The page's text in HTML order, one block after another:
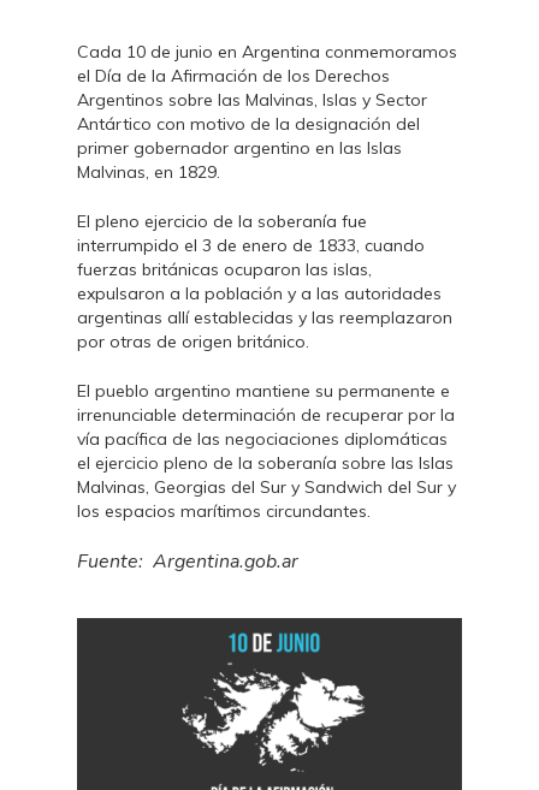
Cada 10 de junio en Argentina conmemoramos
el Día de la Afirmación de los Derechos
Argentinos sobre las Malvinas, Islas y Sector
Antártico con motivo de la designación del
primer gobernador argentino en las Islas
Malvinas, en 1829.
El pleno ejercicio de la soberanía fue
interrumpido el 3 de enero de 1833, cuando
fuerzas británicas ocuparon las islas,
expulsaron a la población y a las autoridades
argentinas allí establecidas y las reemplazaron
por otras de origen británico.
El pueblo argentino mantiene su permanente e
irrenunciable determinación de recuperar por la
vía pacífica de las negociaciones diplomáticas
el ejercicio pleno de la soberanía sobre las Islas
Malvinas, Georgias del Sur y Sandwich del Sur y
los espacios marítimos circundantes.
Fuente: Argentina.gob.ar